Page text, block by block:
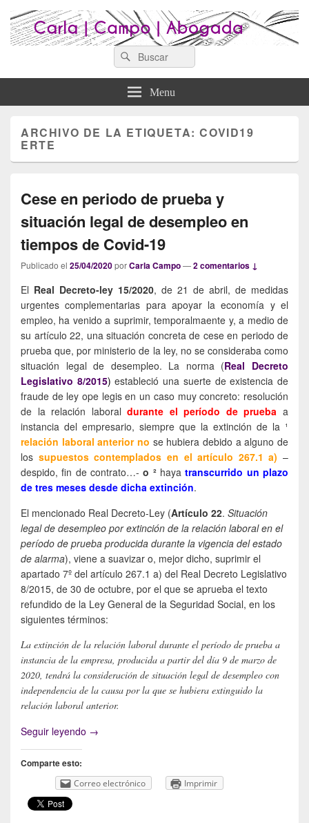
Abogados Lugo : Carla Campo
Abogada
Search
for:
Menu
ARCHIVO DE LA ETIQUETA:COVID19
ERTE
Cese en periodo de prueba y
situación legal de desempleo en
tiempos de Covid-19
Publicado el 25/04/2020porCarla Campo—2 comentarios ↓
El Real Decreto-ley 15/2020, de 21 de abril, de medidas
urgentes complementarias para apoyar la economía y el
empleo, ha venido a suprimir, temporalmaente y, a medio de
su artículo 22, una situación concreta de cese en periodo de
prueba que, por ministerio de la ley, no se consideraba como
situación legal de desempleo. La norma (Real Decreto
Legislativo 8/2015) estableció una suerte de existencia de
fraude de ley ope legis en un caso muy concreto: resolución
de la relación laboraldurante el período de prueba a
instancia del empresario, siempre que la extinción de la ¹
relación laboral anterior no se hubiera debido a alguno de
los supuestos contemplados en el artículo 267.1 a) –
despido, fin de contrato…-o ² hayatranscurrido un plazo
de tres meses desde dicha extinción.
El mencionado Real Decreto-Ley (Artículo 22. Situación
legal de desempleo por extinción de la relación laboral en el
período de prueba producida durante la vigencia del estado
de alarma), viene a suavizar o, mejor dicho, suprimir el
apartado 7º del artículo 267.1 a) del Real Decreto Legislativo
8/2015, de 30 de octubre, por el que se aprueba el texto
refundido de la Ley General de la Seguridad Social, en los
siguientes términos:
La extinción de la relación laboral durante el período de prueba a
instancia de la empresa, producida a partir del día 9 de marzo de
2020, tendrá la consideración de situación legal de desempleo con
independencia de la causa por la que se hubiera extinguido la
relación laboral anterior.
Seguir leyendo Cese en periodo de prueba y situación legal de
→
Comparte esto:
Correo electrónico Imprimir